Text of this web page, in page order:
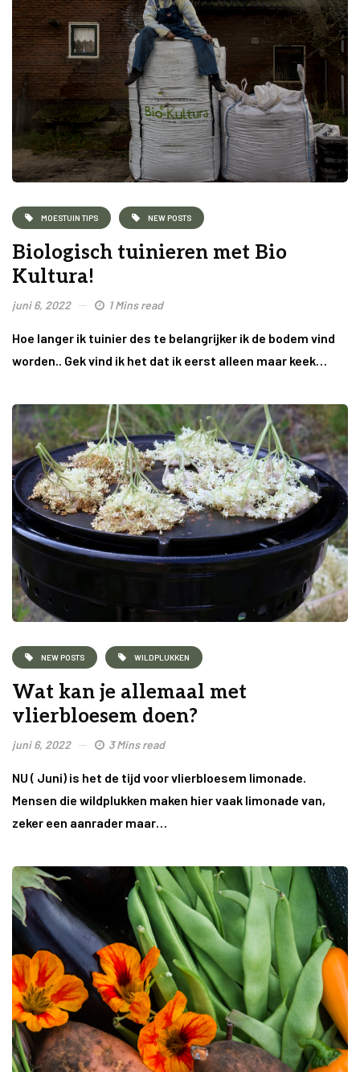
MOESTUIN TIPS NEW POSTS
Biologisch tuinieren met Bio
Kultura!
juni 6, 2022 1 Mins read
Hoe langer ik tuinier des te belangrijker ik de bodem vind
worden.. Gek vind ik het dat ik eerst alleen maar keek…
NEW POSTS WILDPLUKKEN
Wat kan je allemaal met
vlierbloesem doen?
juni 6, 2022 3 Mins read
NU ( Juni) is het de tijd voor vlierbloesem limonade.
Mensen die wildplukken maken hier vaak limonade van,
zeker een aanrader maar…